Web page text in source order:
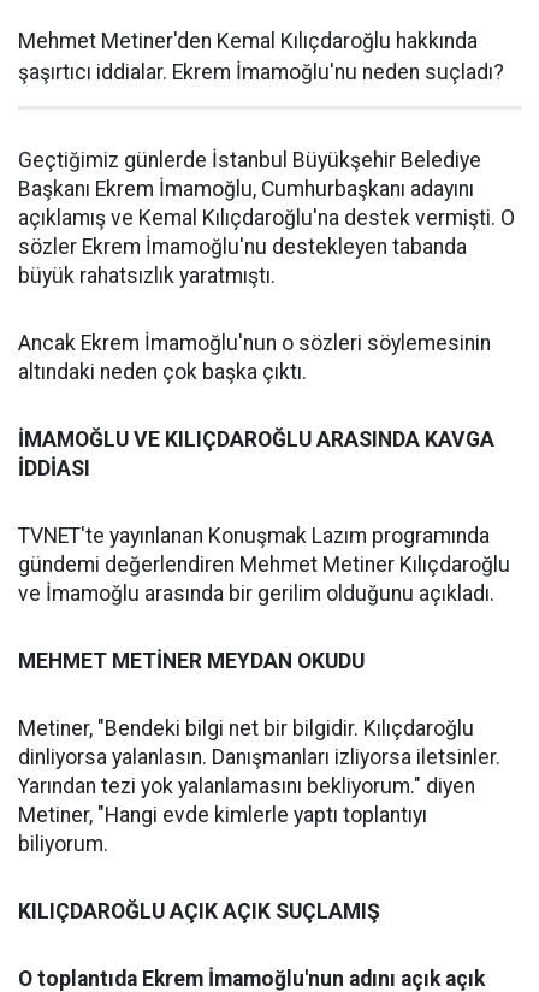
Mehmet Metiner'den Kemal Kılıçdaroğlu hakkında
şaşırtıcı iddialar. Ekrem İmamoğlu'nu neden suçladı?
Geçtiğimiz günlerde İstanbul Büyükşehir Belediye
Başkanı Ekrem İmamoğlu, Cumhurbaşkanı adayını
açıklamış ve Kemal Kılıçdaroğlu'na destek vermişti. O
sözler Ekrem İmamoğlu'nu destekleyen tabanda
büyük rahatsızlık yaratmıştı.
Ancak Ekrem İmamoğlu'nun o sözleri söylemesinin
altındaki neden çok başka çıktı.
İMAMOĞLU VE KILIÇDAROĞLU ARASINDA KAVGA
İDDİASI
TVNET'te yayınlanan Konuşmak Lazım programında
gündemi değerlendiren Mehmet Metiner Kılıçdaroğlu
ve İmamoğlu arasında bir gerilim olduğunu açıkladı.
MEHMET METİNER MEYDAN OKUDU
Metiner, "Bendeki bilgi net bir bilgidir. Kılıçdaroğlu
dinliyorsa yalanlasın. Danışmanları izliyorsa iletsinler.
Yarından tezi yok yalanlamasını bekliyorum." diyen
Metiner, "Hangi evde kimlerle yaptı toplantıyı
biliyorum.
KILIÇDAROĞLU AÇIK AÇIK SUÇLAMIŞ
O toplantıda Ekrem İmamoğlu'nun adını açık açık